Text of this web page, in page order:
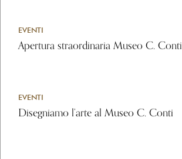
EVENTI
Apertura straordinaria Museo C. Conti
EVENTI
Disegniamo l’arte al Museo C. Conti